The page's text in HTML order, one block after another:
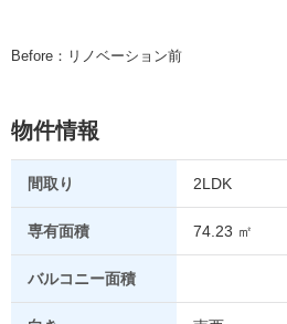
Before：リノベーション前
物件情報
間取り 2LDK
専有面積 74.23 ㎡
バルコニー面積